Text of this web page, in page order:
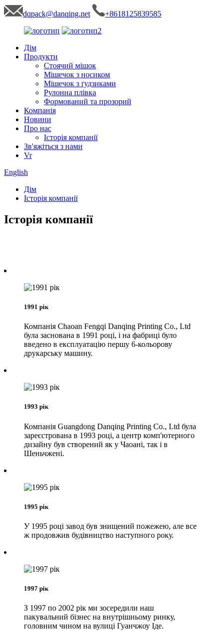
dqpack@danqing.net +8618125839585
Дім
Продукти
Стоячий мішок
Мішечок з носиком
Мішечок з ґудзиками
Рулонна плівка
Формований та прозорий
Компанія
Новини
Про нас
Історія компанії
Зв'яжіться з нами
Vr
English
Дім
Історія компанії
Історія компанії
1991 рік
Компанія Chaoan Fengqi Danqing Printing Co., Ltd
була заснована в 1991 році, і на фабриці було
введено в експлуатацію першу 6-кольорову
друкарську машину.
1993 рік
Компанія Guangdong Danqing Printing Co., Ltd була
зареєстрована в 1993 році, а центр комп'ютерного
дизайну був створений як у Чаоані, так і в
Шеньчжені.
1995 рік
У 1995 році завод був знищений пожежею, але все
ж продовжив будівництво наступного року.
1997 рік
З 1997 по 2002 рік ми зосередили наш
пакувальний бізнес на внутрішньому ринку,
головним чином на вулиці Гуанчжоу Іде.